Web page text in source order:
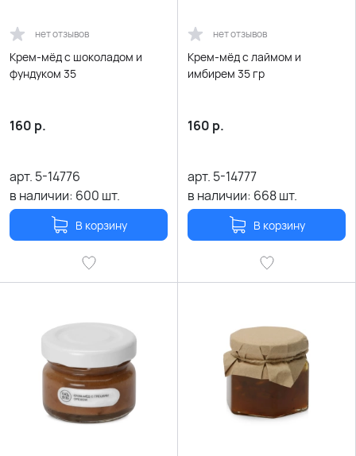
нет отзывов
Крем-мёд с шоколадом и
фундуком 35
160 р.
арт. 5-14776
в наличии: 600 шт.
В корзину
нет отзывов
Крем-мёд с лаймом и
имбирем 35 гр
160 р.
арт. 5-14777
в наличии: 668шт.
В корзину